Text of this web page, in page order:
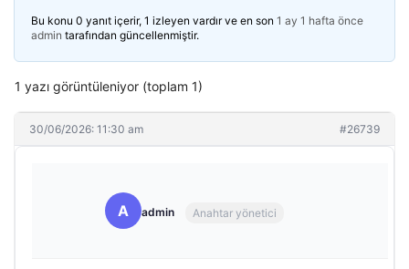
Bu konu 0 yanıt içerir, 1 izleyen vardır ve en son 1 ay 1 hafta önce
admin tarafından güncellenmiştir.
1 yazı görüntüleniyor (toplam 1)
30/06/2026: 11:30 am #26739
A admin Anahtar yönetici